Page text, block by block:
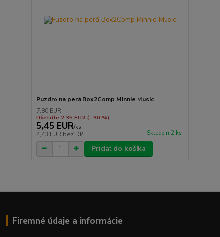
Puzdro na perá Box2Comp Minnie Music
7,80 EUR
Ušetríte 2,35 EUR (- 30 %)
5,45 EUR/ks
4,43 EUR bez DPH Skladom 2 ks
Pridať do košíka
Firemné údaje a informácie